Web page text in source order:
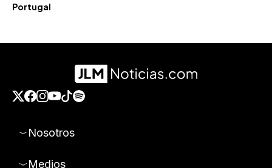
Portugal
Nosotros
Medios